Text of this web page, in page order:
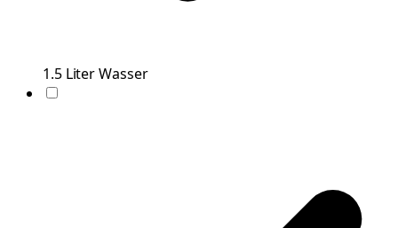
1.5 LiterWasser